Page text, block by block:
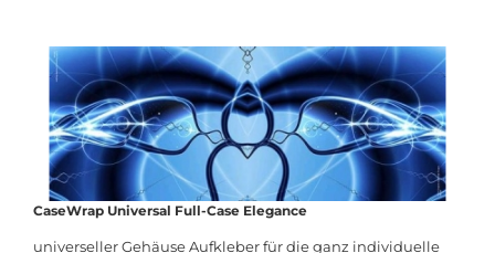
CaseWrap Universal Full-Case Elegance
universeller Gehäuse Aufkleber für die ganz individuelle